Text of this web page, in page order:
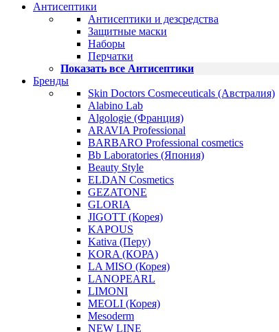
Антисептики
Антисептики и дезсредства
Защитные маски
Наборы
Перчатки
Показать все Антисептики
Бренды
Skin Doctors Cosmeceuticals (Австралия)
Alabino Lab
Algologie (Франция)
ARAVIA Professional
BARBARO Professional cosmetics
Bb Laboratories (Япония)
Beauty Style
ELDAN Cosmetics
GEZATONE
GLORIA
JIGOTT (Корея)
KAPOUS
Kativa (Перу)
KORA (КОРА)
LA MISO (Корея)
LANOPEARL
LIMONI
MEOLI (Корея)
Mesoderm
NEW LINE